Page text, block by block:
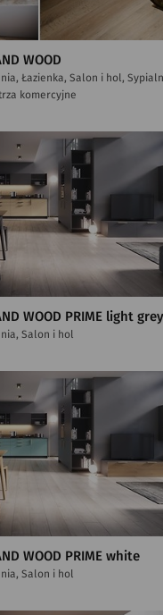
WOOD
Łazienka, Salon i hol,
komercyjne
WOOD PRIME light grey
Salon i hol
WOOD PRIME white
Salon i hol